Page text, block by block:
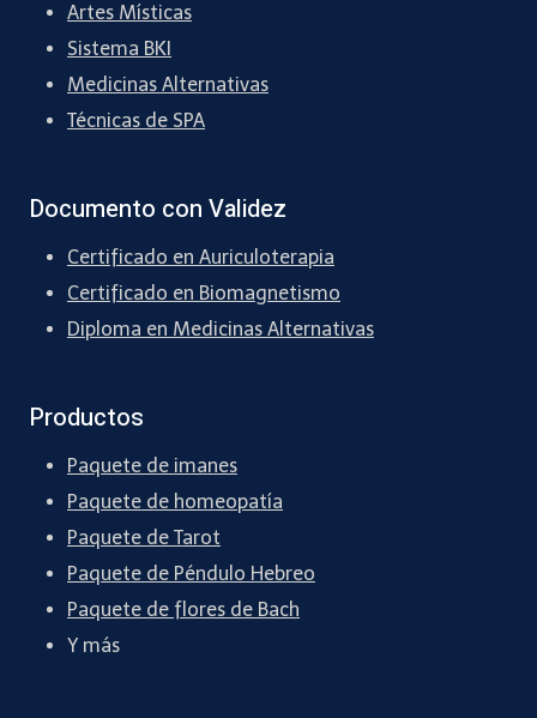
Artes Místicas
Sistema BKI
Medicinas Alternativas
Técnicas de SPA
Documento con Validez
Certificado en Auriculoterapia
Certificado en Biomagnetismo
Diploma en Medicinas Alternativas
Productos
Paquete de imanes
Paquete de homeopatía
Paquete de Tarot
Paquete de Péndulo Hebreo
Paquete de flores de Bach
Y más